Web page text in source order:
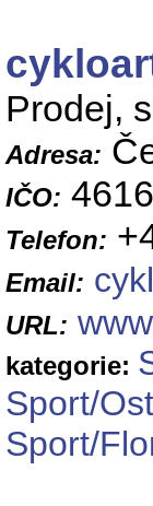
Prodej,
Adresa:
IČO:
Telefon:
Email:
URL:
kategorie:
Sport/
Sport/